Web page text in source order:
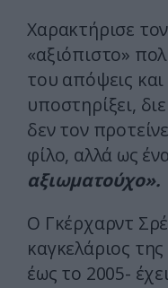
Χαρακτήρισε
«αξιόπιστο»
του απόψεις και
υποστηρίξει,
δεν τον
φίλο, αλλά ως
αξιωματούχο».
Ο Γκέρχαρντ
καγκελάριος
έως το 2005-